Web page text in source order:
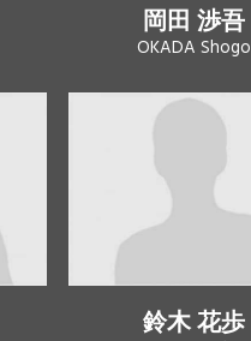
岡田 渉吾
OKADA Shogo
鈴木 花歩